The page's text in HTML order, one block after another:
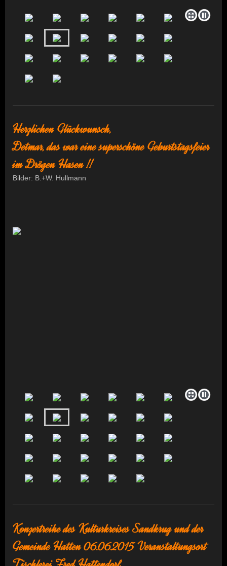
Herzlichen Glückwunsch,
Detmar, das war eine superschöne Geburtstagsfeier
im Drögen Hasen !!
Bilder: B.+W. Hullmann
Konzertreihe des Kulturkreises Sandkrug und der
Gemeinde Hatten 06.06.2015 Veranstaltungsort